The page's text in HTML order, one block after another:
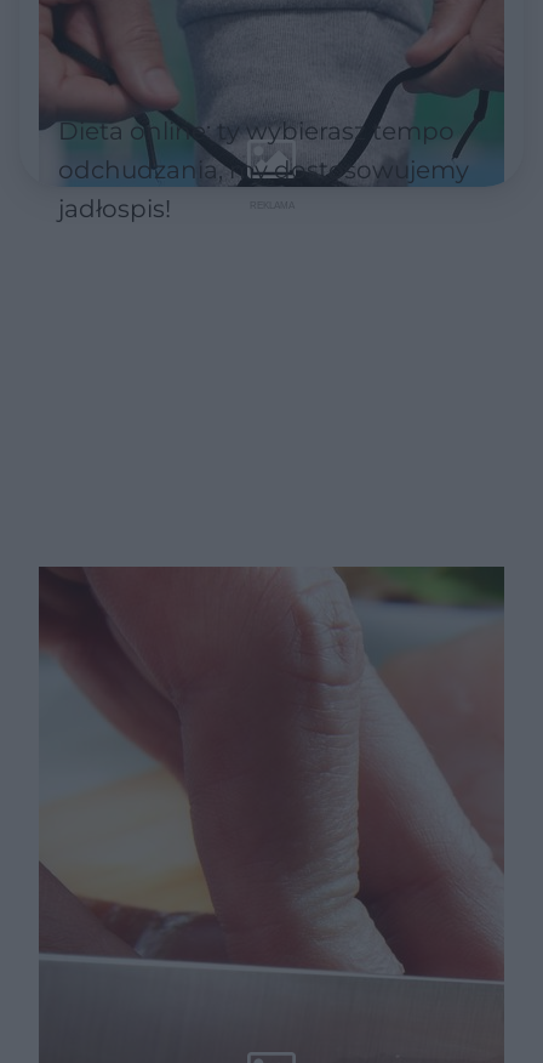
Dieta online: ty wybierasz tempo
odchudzania, my dostosowujemy
jadłospis!
To, jak biegasz, zależy od tego, co
masz w jelitach. Mikrobiota a
wyniki w sporcie